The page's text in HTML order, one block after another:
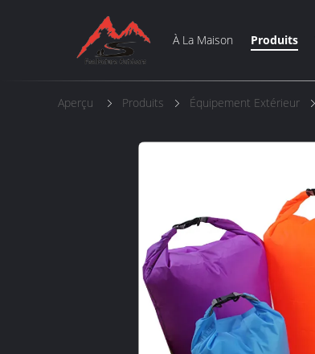
À La Maison Produits
Aperçu Produits Équipement Extérieur